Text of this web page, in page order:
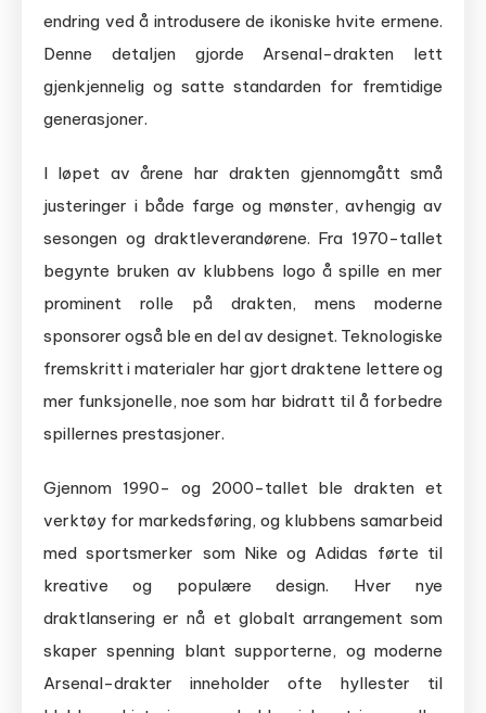
endring ved å introdusere de ikoniske hvite ermene.
Denne detaljen gjorde Arsenal-drakten lett
gjenkjennelig og satte standarden for fremtidige
generasjoner.
I løpet av årene har drakten gjennomgått små
justeringer i både farge og mønster, avhengig av
sesongen og draktleverandørene. Fra 1970-tallet
begynte bruken av klubbens logo å spille en mer
prominent rolle på drakten, mens moderne
sponsorer også ble en del av designet. Teknologiske
fremskritt i materialer har gjort draktene lettere og
mer funksjonelle, noe som har bidratt til å forbedre
spillernes prestasjoner.
Gjennom 1990- og 2000-tallet ble drakten et
verktøy for markedsføring, og klubbens samarbeid
med sportsmerker som Nike og Adidas førte til
kreative og populære design. Hver nye
draktlansering er nå et globalt arrangement som
skaper spenning blant supporterne, og moderne
Arsenal-drakter inneholder ofte hyllester til